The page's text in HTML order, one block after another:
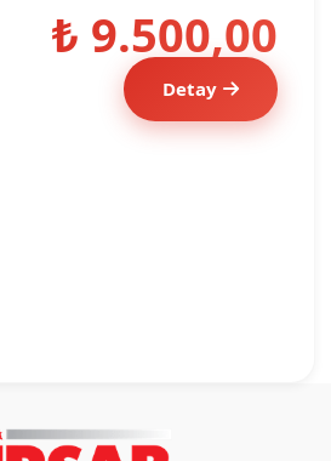
₺ 9.500,00
Detay